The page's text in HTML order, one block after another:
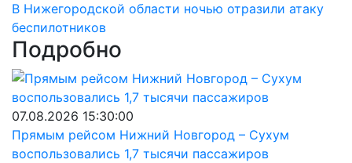
В Нижегородской области ночью отразили атаку
беспилотников
Подробно
07.08.2026 15:30:00
Прямым рейсом Нижний Новгород – Сухум
воспользовались 1,7 тысячи пассажиров